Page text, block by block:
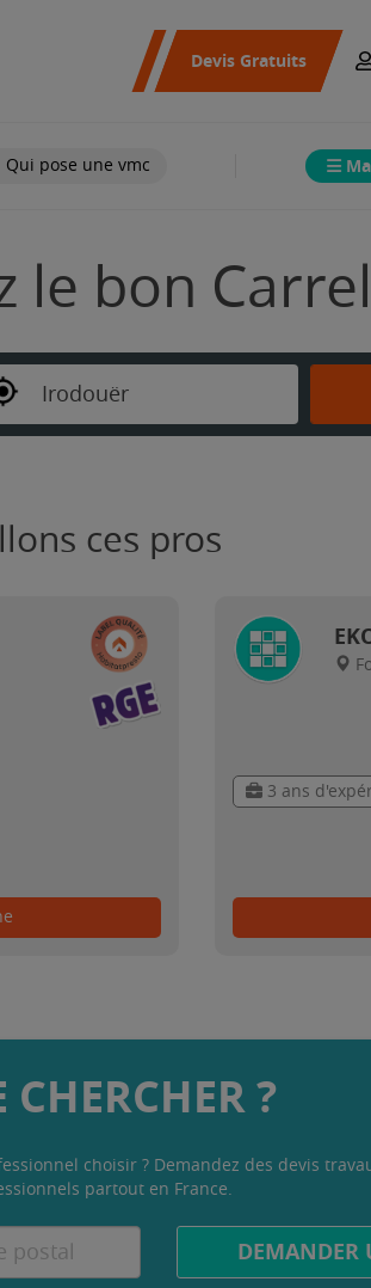
Devis Gratuits
Qui pose une vmc
le bon
Irodouër
ces pros
3 ans
CHERCHER ?
choisir ? Demandez des devis
partout en France.
DEMANDER